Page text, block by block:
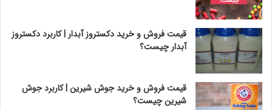
قیمت فروش و خرید دکستروز آبدار | کاربرد دکستروز
آبدار چیست؟
قیمت فروش و خرید جوش شیرین | کاربرد جوش
شیرین چیست؟